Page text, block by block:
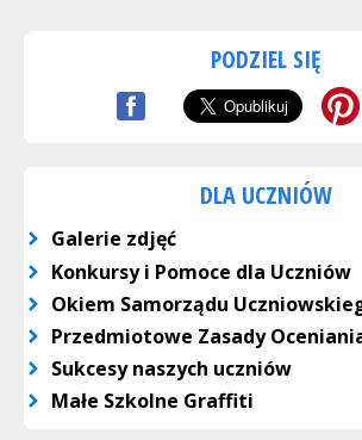
PODZIEL SIĘ
DLA UCZNIÓW
Galerie zdjęć
Konkursy i Pomoce dla Uczniów
Okiem Samorządu
Przedmiotowe Zasady
Sukcesy naszych uczniów
Małe Szkolne Graffiti